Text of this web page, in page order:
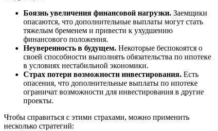
Боязнь увеличения финансовой нагрузки. Заемщики
опасаются, что дополнительные выплаты могут стать
тяжелым бременем и привести к ухудшению
финансового положения.
Неуверенность в будущем. Некоторые беспокоятся о
своей способности выполнять обязательства по ипотеке
в условиях нестабильной экономики.
Страх потери возможности инвестирования. Есть
опасения, что дополнительные выплаты по ипотеке
ограничат возможности для инвестирования в другие
проекты.
Чтобы справиться с этими страхами, можно применить
несколько стратегий: